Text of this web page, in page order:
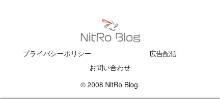
プライバシーポリシー
広告配信
お問い合わせ
© 2008 NitRo Blog.